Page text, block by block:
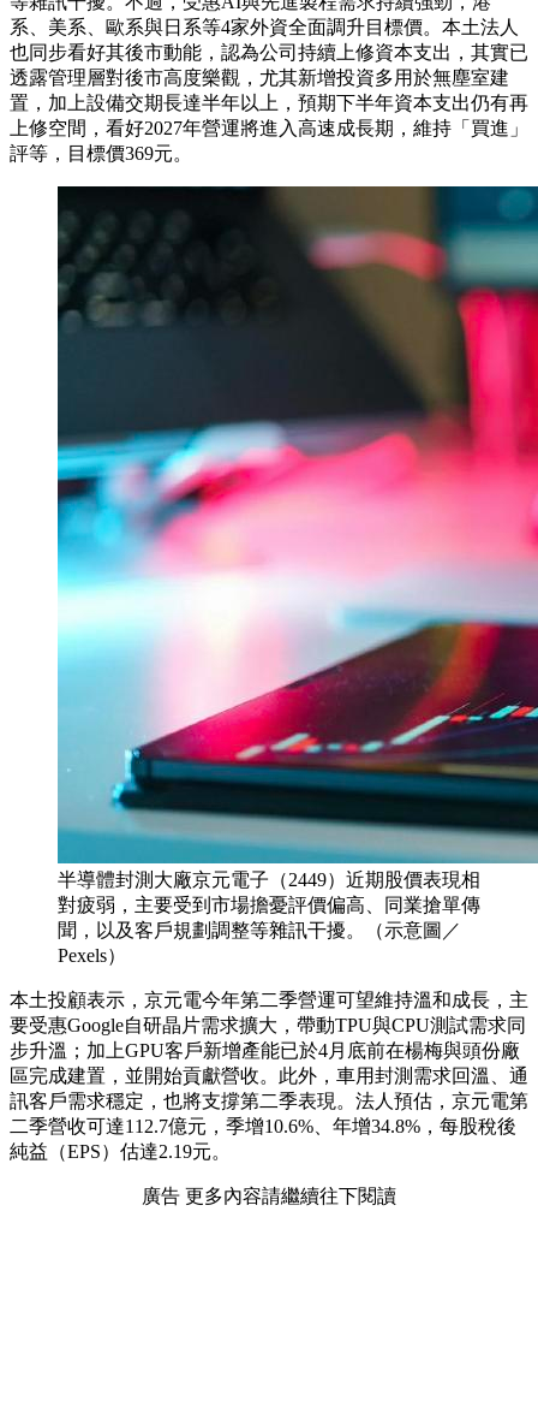
系、美系、歐系與日系等4家外資全面調升目標價。本土法人
也同步看好其後市動能，認為公司持續上修資本支出，其實已
透露管理層對後市高度樂觀，尤其新增投資多用於無塵室建
置，加上設備交期長達半年以上，預期下半年資本支出仍有再
上修空間，看好2027年營運將進入高速成長期，維持「買進」
評等，目標價369元。
半導體封測大廠京元電子（2449）近期股價表現相
對疲弱，主要受到市場擔憂評價偏高、同業搶單傳
聞，以及客戶規劃調整等雜訊干擾。（示意圖／
Pexels）
本土投顧表示，京元電今年第二季營運可望維持溫和成長，主
要受惠Google自研晶片需求擴大，帶動TPU與CPU測試需求同
步升溫；加上GPU客戶新增產能已於4月底前在楊梅與頭份廠
區完成建置，並開始貢獻營收。此外，車用封測需求回溫、通
訊客戶需求穩定，也將支撐第二季表現。法人預估，京元電第
二季營收可達112.7億元，季增10.6%、年增34.8%，每股稅後
純益（EPS）估達2.19元。
廣告 更多內容請繼續往下閱讀